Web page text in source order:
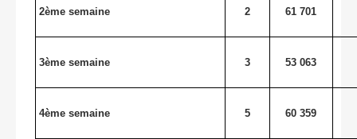
2ème semaine 2 61 701
3ème semaine 3 53 063
4ème semaine 5 60 359